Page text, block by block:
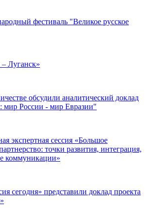
фестиваль "Великое русское
– Луганск»
обсудили аналитический доклад
мир России - мир Евразии"
экспертная сессия «Большое
точки развития, интеграция,
коммуникации»
сегодня» представили доклад проекта